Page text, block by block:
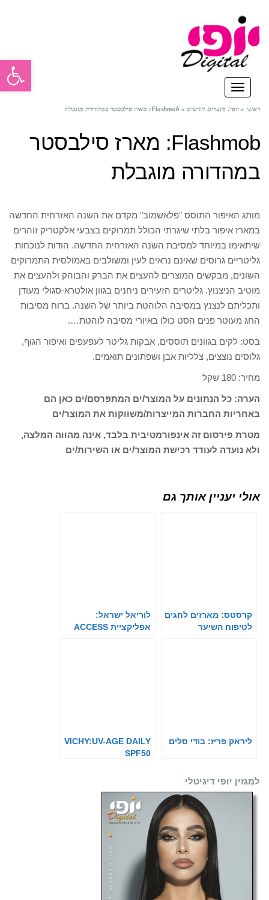
תפריט
ראשי » יופי! מוצרים חדשים » Flashmob: מארז סילבסטר במהדורה מוגבלת
Flashmob: מארז סילבסטר
במהדורה מוגבלת
מותג האיפור התוסס "פלאשמוב" מקדם את השנה האזרחית החדשה
במארז איפור בלתי שיגרתי הכולל תמרוקים בצבעי אלקטריק זוהרים
שיתאימו במיוחד למסיבת השנה האזרחית החדשה. הודות לנוכחות
גליטריים גרוסים שאינם נראים לעין ומשולבים באמולסית התמרוקים
השונים, מבקשים המוצרים להעצים את הברק והבוהק ולהעצים את
מוטיב הניצנוץ. גליטרים הזעירים ניחנים בגוון אולטרא-סגולי מעודן
ותכליתם לנצנץ במסיבה הלוהטת ביותר של השנה. ברוח מסיבות
החג מעוטר פנים הסט כולו באיורי מסיבה לוהטת….
בסט: לקים בגוונים תוססים, אבקות גליטר לעפעפים ואיפור הגוף,
גלוסים נוצצים, צלליות אבן ושפתונים תואמים.
מחיר: 180 שקל
הערה: כל הנתונים על המוצר/ים המתפרסם/ים כאן הם
באחריות החברות המייצרות/משווקות את המוצר/ים
מטרת פירסום זה אינפורמטיבית בלבד, אינה מהווה המלצה,
ולא נועדה לעודד רכישת המוצר/ים או השירות/ים
אולי יעניין אותך גם
קרסטס: מארזים לחגים
לטיפוח השיער
לוריאל ישראל:
אפליקציית ACCESS
ליראק פריז: בודי סלים
VICHY:UV-AGE DAILY
SPF50
למגזין יופי דיגיטלי
פתח